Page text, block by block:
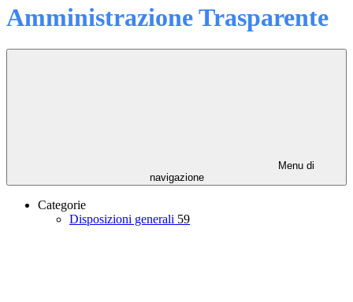
Amministrazione Trasparente
Menu di
navigazione
Categorie
Disposizioni generali 59